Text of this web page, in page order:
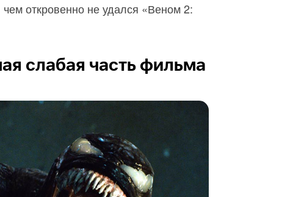
откровенно не удался «Веном 2:
слабая часть фильма